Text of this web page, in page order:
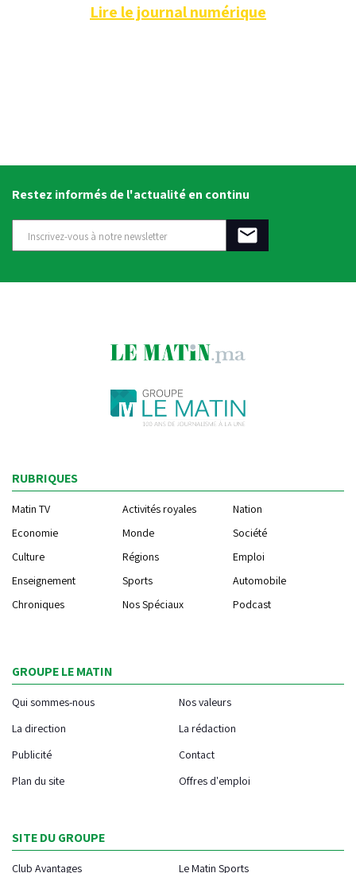
Lire le journal numérique
Restez informés de l'actualité en continu
RUBRIQUES
Matin TV Activités royales
Nation
Economie
Monde
Société
Culture
Régions
Emploi
Enseignement
Sports
Automobile
Chroniques
Nos Spéciaux Podcast
GROUPE LE MATIN
Qui sommes-nous
Nos valeurs
La direction
La rédaction
Publicité
Contact
Plan du site
Offres d'emploi
SITE DU GROUPE
Club Avantages Le Matin Sports